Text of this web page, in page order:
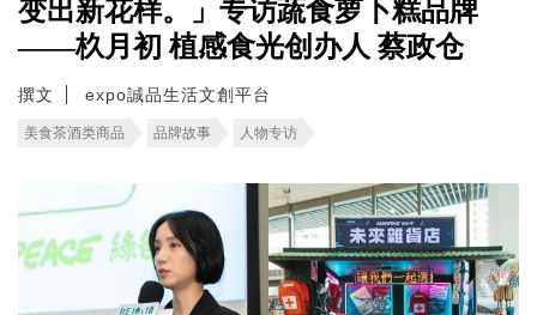
变出新花样。」专访蔬食萝卜糕品牌
——杦月初 植感食光创办人 蔡政仓
撰文 expo誠品生活文創平台
美食茶酒类商品 品牌故事 人物专访